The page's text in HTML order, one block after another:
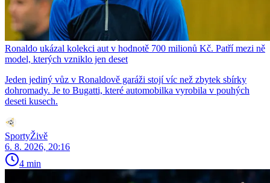
Ronaldo ukázal kolekci aut v hodnotě 700 milionů Kč. Patří mezi ně
model, kterých vzniklo jen deset
Jeden jediný vůz v Ronaldově garáži stojí víc než zbytek sbírky
dohromady. Je to Bugatti, které automobilka vyrobila v pouhých
deseti kusech.
SportyŽivě
6. 8. 2026, 20:16
4 min